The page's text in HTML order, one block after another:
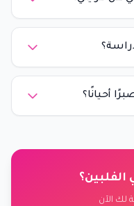
أحيانًا؟
لك الآن